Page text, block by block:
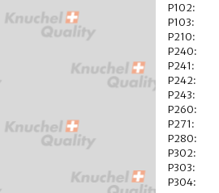
P102:
P103:
P210:
P240:
P241:
P242:
P243:
P260:
P271:
P280:
P302:
P303:
P304: